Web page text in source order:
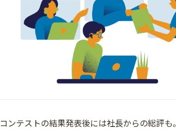
コンテストの結果発表後には社長からの総評も。